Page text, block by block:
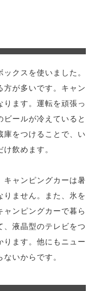
クスを使いました。
方が多いです。キャン
ます。運転を頑張っ
ールが冷えていると
をつけることで、い
飲めます。
キャンピングカーは暑
ません。また、氷を
ンピングカーで暮ら
液晶型のテレビをつ
ます。他にもニュー
いからです。